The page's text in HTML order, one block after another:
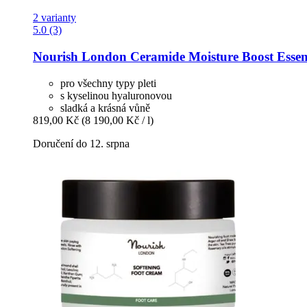
2 varianty
5.0 (3)
Nourish London Ceramide Moisture Boost
pro všechny typy pleti
s kyselinou hyaluronovou
sladká a krásná vůně
819,00 Kč (8 190,00 Kč / l)
Doručení do 12. srpna